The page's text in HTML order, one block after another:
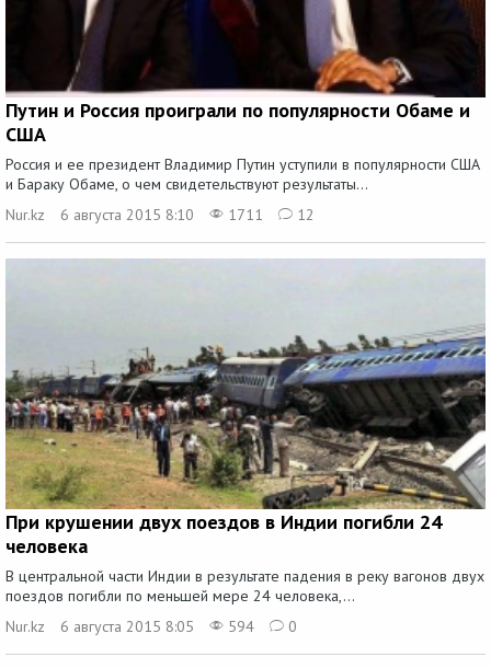
Путин и Россия проиграли по популярности Обаме и
США
Россия и ее президент Владимир Путин уступили в популярности США
и Бараку Обаме, о чем свидетельствуют результаты...
Nur.kz
6 августа 2015 8:10 1711 12
При крушении двух поездов в Индии погибли 24
человека
В центральной части Индии в результате падения в реку вагонов двух
поездов погибли по меньшей мере 24 человека,...
Nur.kz
6 августа 2015 8:05 594 0